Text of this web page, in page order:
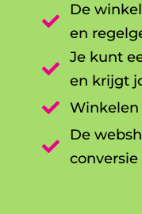

De
en

Je kunt
en krijgt

Winkelen

De
conversie